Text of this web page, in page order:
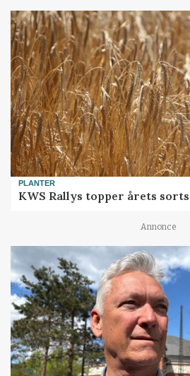
PLANTER
KWS Rallys topper årets
Annonce